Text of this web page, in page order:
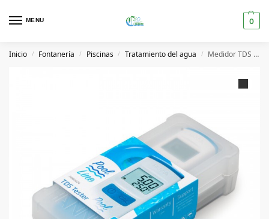
MENU 0
Inicio / Fontanería / Piscinas / Tratamiento del agua / Medidor TDS 0 a 10,00 g/L